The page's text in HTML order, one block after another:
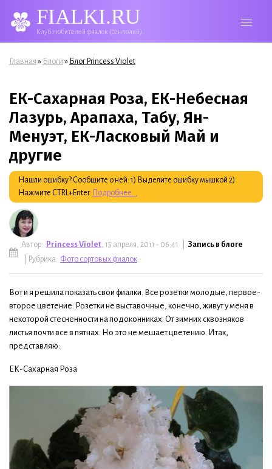
FIALKI.RU
Клуб любителей фиалок (сенполий)
Вы здесь
Главная » Блоги » Блог Princess Violet
ЕК-Сахарная Роза, ЕК-Небесная
Лазурь, Арапаха, Табу, Ян-
Менуэт, ЕК-Ласковый Май и
другие
Нашли ошибку? Сообщите о ней: 1) Выделите ошибку мышкой 2)
Нажмите CTRL+Enter. Подробнее...
Автор: Princess Violet, 15 апреля, 2011 - 06:41 | Запись в блоге
| Рубрика: Фото сортовых фиалок
Вот и я решила показать свои фиалки. Все розетки молодые, первое-
второе цветение. Розетки не выставочные, конечно, живут у меня в
некоторой стесненности на подоконниках. От зимних сквозняков
листья почти все в пятнах. Но это не мешает цветению. Итак,
представляю:
ЕК-Сахарная Роза